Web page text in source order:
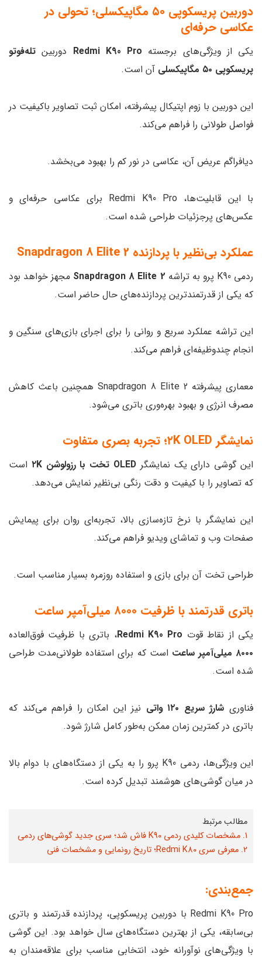
دوربین پریسکوپی ۵۰ مگاپیکسلی؛ تحولی در
عکاسی حرفه‌ای
یکی از ویژگی‌های برجسته Redmi K90 Pro دوربین تله‌فوتو
پریسکوپی ۵۰ مگاپیکسلی
آن است.
این دوربین با زوم اپتیکال پیشرفته، امکان ثبت تصاویر باکیفیت در
فواصل طولانی را فراهم می‌کند.
دیافراگم عریض آن، عکاسی در نور کم را بهبود می‌بخشد.
با این قابلیت‌ها، Redmi K90 Pro برای عکاسی حرفه‌ای و
عکس‌های پرجزئیات طراحی شده است.
عملکرد بی‌نظیر با پردازنده Snapdragon 8 Elite 2
ردمی K90 پرو به تراشه Snapdragon 8 Elite 2 مجهز خواهد بود
که یکی از قدرتمندترین پردازنده‌های حال حاضر است.
این تراشه عملکرد سریع و روانی را برای اجرای بازی‌های سنگین و
انجام چندوظیفه‌ای فراهم می‌کند.
معماری پیشرفته Snapdragon 8 Elite 2 همچنین باعث کاهش
مصرف انرژی و بهبود بهره‌وری باتری می‌شود.
نمایشگر ۲K OLED؛ تجربه بصری متفاوت
این گوشی دارای یک نمایشگر OLED تخت با رزولوشن ۲K
است
که تصاویر را با کیفیت و دقت رنگی بی‌نظیر نمایش می‌دهد.
این نمایشگر با نرخ تازه‌سازی بالا، تجربه‌ای روان برای پیمایش
صفحات وب و تماشای ویدیو فراهم می‌کند.
طراحی تخت آن برای بازی و استفاده روزمره بسیار مناسب است.
باتری قدرتمند با ظرفیت ۸۰۰۰ میلی‌آمپر ساعت
یکی از نقاط قوت Redmi K90 Pro، باتری با ظرفیت فوق‌العاده
۸۰۰۰ میلی‌آمپر ساعت
است که برای استفاده طولانی‌مدت طراحی
شده است.
فناوری شارژ سریع ۱۲۰ واتی
نیز این امکان را فراهم می‌کند که
باتری در کمترین زمان ممکن به‌طور کامل شارژ شود.
این ویژگی‌ها، ردمی K90 پرو را به یکی از دستگاه‌های با دوام بالا
در میان گوشی‌های هوشمند تبدیل کرده است.
مطالب مرتبط
1. مشخصات کلیدی ردمی K90 فاش شد؛ سری جدید گوشی‌های ردمی
2. معرفی سری Redmi K80؛ تاریخ رونمایی و مشخصات فنی
جمع‌بندی:
Redmi K90 Pro با دوربین پریسکوپی، پردازنده قدرتمند و باتری
بی‌سابقه، یکی از بهترین دستگاه‌های سال خواهد بود. این گوشی
با ویژگی‌های نوآورانه خود، انتخابی مناسب برای علاقه‌مندان به